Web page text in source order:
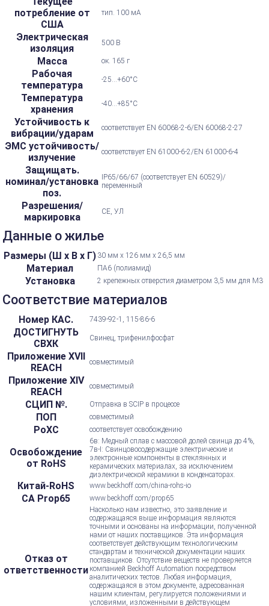
потребление от
США
тип. 100 мА
Электрическая
изоляция
500 В
Масса ок. 165 г
Рабочая
температура
-25...+60°С
Температура
хранения
-40...+85°С
Устойчивость к
вибрации/ударам
соответствует EN 60068-2-6/EN 60068-2-27
ЭМС устойчивость/
излучение
соответствует EN 61000-6-2/EN 61000-6-4
Защищать.
номинал/установка
поз.
IP65/66/67 (соответствует EN 60529)/
переменный
Разрешения/
маркировка
CE, УЛ
Данные о жилье
Размеры (Ш х В х Г) 30 мм х 126 мм х 26,5 мм
Материал ПА6 (полиамид)
Установка 2 крепежных отверстия диаметром 3,5 мм для M3
Соответствие материалов
Номер КАС. 7439-92-1, 115-86-6
ДОСТИГНУТЬ
СВХК
Свинец, трифенилфосфат
Приложение XVII
REACH
совместимый
Приложение XIV
REACH
совместимый
СЦИП №. Отправка в SCIP в процессе
ПОП совместимый
РоХС соответствует освобождению
Освобождение
от RoHS
6в: Медный сплав с массовой долей свинца до 4%,
7в-I: Свинцовосодержащие электрические и
электронные компоненты в стеклянных и
керамических материалах, за исключением
диэлектрической керамики в конденсаторах.
Китай-RoHS www.beckhoff.com/china-rohs-io
CA Prop65 www.beckhoff.com/prop65
Отказ от
ответственности
Насколько нам известно, это заявление и
содержащаяся выше информация являются
точными и основаны на информации, полученной
нами от наших поставщиков. Эта информация
соответствует действующим технологическим
стандартам и технической документации наших
поставщиков. Отсутствие веществ не проверяется
компанией Beckhoff Automation посредством
аналитических тестов. Любая информация,
содержащаяся в этом документе, адресованная
нашим клиентам, регулируется положениями и
условиями, изложенными в действующем